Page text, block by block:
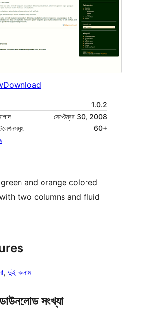
Download
1.0.2
সেপ্টেম্বর 30, 2008
60+
and orange colored
two columns and fluid
, দুই কলাম
সংখ্যা